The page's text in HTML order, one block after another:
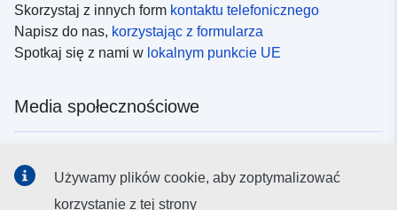
Skorzystaj z innych form kontaktu telefonicznego
Napisz do nas, korzystając z formularza
Spotkaj się z nami w lokalnym punkcie UE
Media społecznościowe
Używamy plików cookie, aby zoptymalizować
korzystanie z tej strony